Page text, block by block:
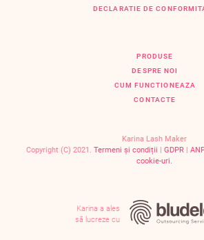
DECLARATIE DE
PRODUSE
DESPRE NOI
CUM FUNCTIONEAZA
CONTACTE
Karina Lash Maker
Copyright (C) 2021. Termeni și condiții | GDPR |
cookie-uri.
Karina a ales
să lucreze cu